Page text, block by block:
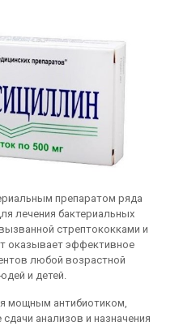
препаратом ряда
лечения бактериальных
стрептококками и
оказывает эффективное
любой возрастной
и детей.
мощным антибиотиком,
анализов и назначения